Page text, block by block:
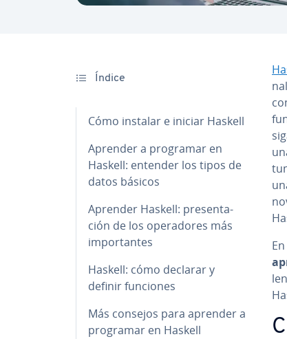
Índice
Cómo instalar e iniciar Haskell
Aprender a programar en
Haskell: entender los tipos de
datos básicos
Aprender Haskell: pre­se­n­ta­
ción de los ope­ra­do­res más
im­po­r­ta­n­tes
Haskell: cómo declarar y
definir funciones
Más consejos para aprender a
programar en Haskell